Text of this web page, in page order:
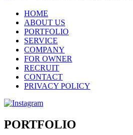
HOME
ABOUT US
PORTFOLIO
SERVICE
COMPANY
FOR OWNER
RECRUIT
CONTACT
PRIVACY POLICY
PORTFOLIO